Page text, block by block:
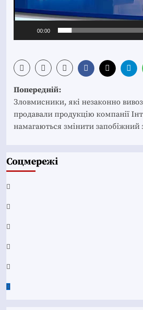
00:00
Post
navigation
Попередній:
Зловмисники, які незаконно
продавали продукцію компанії
намагаються змінити запобіжний
Соцмережі
Facebook
YouTube
Telegram
Instagram
Twitter
Google